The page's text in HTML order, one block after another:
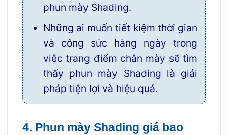
phun mày Shading.
Những ai muốn tiết kiệm thời gian
và công sức hàng ngày trong
việc trang điểm chân mày sẽ tìm
thấy phun mày Shading là giải
pháp tiện lợi và hiệu quả.
4. Phun mày Shading giá bao